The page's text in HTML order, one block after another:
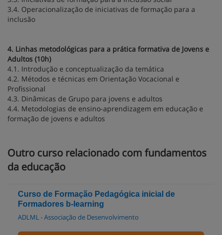
3.4. Operacionalização de iniciativas de formação para a
inclusão
4. Linhas metodológicas para a prática formativa de Jovens e
Adultos (10h)
4.1. Introdução e conceptualização da temática
4.2. Métodos e técnicas em Orientação Vocacional e
Profissional
4.3. Dinâmicas de Grupo para jovens e adultos
4.4. Metodologias de ensino-aprendizagem em educação e
formação de jovens e adultos
Outro curso relacionado com fundamentos
da educação
Curso de Formação Pedagógica inicial de
Formadores b-learning
ADLML - Associação de Desenvolvimento